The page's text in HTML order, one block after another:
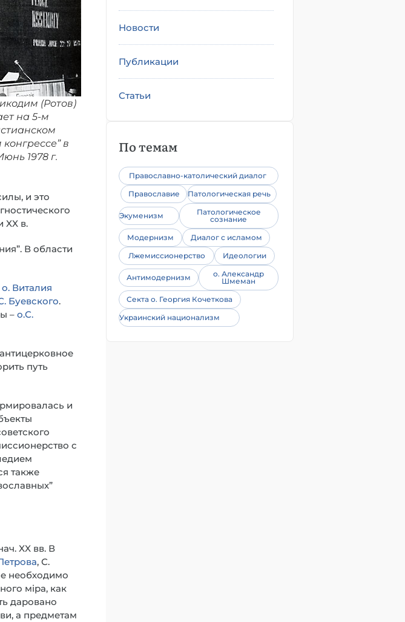
(Ротов)
на 5-м
в
1978 г.
и это
XX в.
В области
о. Виталия
Буевского.
– о.С.
путь
и
с
также
XX вв. В
, С.
необходимо
мiра, как
даровано
а предметам
Новости
Публикации
Статьи
По темам
Православно-католический диалог
Православие
Патологическая речь
Экуменизм
Патологическое
сознание
Модернизм
Диалог с исламом
Лжемиссионерство
Идеологии
Антимодернизм
о. Александр
Шмеман
Секта о. Георгия Кочеткова
Украинский национализм